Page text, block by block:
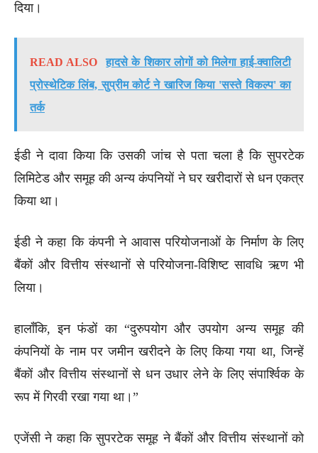
दिया।
READ ALSO
हादसे के शिकार लोगों को मिलेगा हाई-क्वालिटी
प्रोस्थेटिक लिंब, सुप्रीम कोर्ट ने खारिज किया 'सस्ते विकल्प' का
तर्क
ईडी ने दावा किया कि उसकी जांच से पता चला है कि सुपरटेक
लिमिटेड और समूह की अन्य कंपनियों ने घर खरीदारों से धन एकत्र
किया था।
ईडी ने कहा कि कंपनी ने आवास परियोजनाओं के निर्माण के लिए
बैंकों और वित्तीय संस्थानों से परियोजना-विशिष्ट सावधि ऋण भी
लिया।
हालाँकि, इन फंडों का “दुरुपयोग और उपयोग अन्य समूह की
कंपनियों के नाम पर जमीन खरीदने के लिए किया गया था, जिन्हें
बैंकों और वित्तीय संस्थानों से धन उधार लेने के लिए संपार्श्विक के
रूप में गिरवी रखा गया था।”
एजेंसी ने कहा कि सुपरटेक समूह ने बैंकों और वित्तीय संस्थानों को